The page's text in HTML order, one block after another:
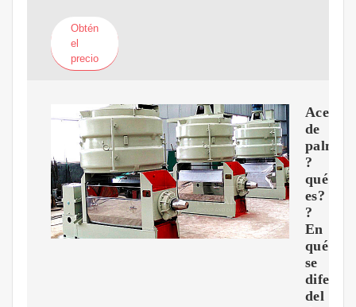
Obtén
el
precio
Aceite
de
?
qué
es?
?
En
qué
se
del